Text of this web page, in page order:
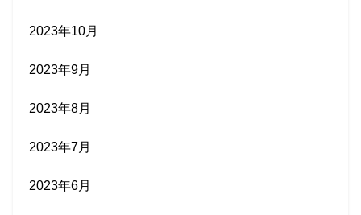
2023年10月
2023年9月
2023年8月
2023年7月
2023年6月